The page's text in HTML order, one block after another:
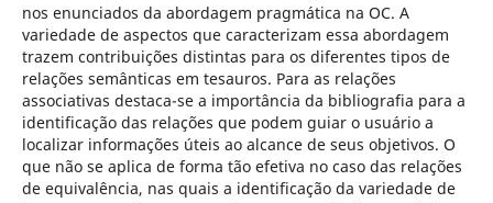
nos enunciados da abordagem pragmática na OC. A
variedade de aspectos que caracterizam essa abordagem
trazem contribuições distintas para os diferentes tipos de
relações semânticas em tesauros. Para as relações
associativas destaca-se a importância da bibliografia para a
identificação das relações que podem guiar o usuário a
localizar informações úteis ao alcance de seus objetivos. O
que não se aplica de forma tão efetiva no caso das relações
de equivalência, nas quais a identificação da variedade de